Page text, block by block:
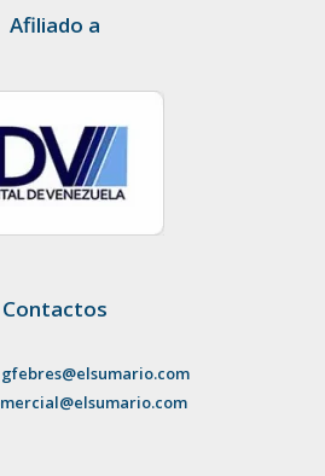
Afiliado a
Contactos
gfebres@elsumario.com